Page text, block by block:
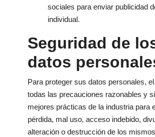
sociales para enviar publicidad
individual.
Seguridad de
datos
Para proteger sus datos personales,
todas las precauciones razonables y
mejores prácticas de la industria para
pérdida, mal uso, acceso indebido,
alteración o destrucción de los